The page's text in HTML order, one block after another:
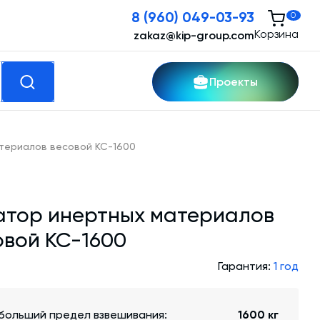
8 (960) 049-03-93
zakaz@kip-group.comКорзина
0
Проекты
услуги
Зимний комплект. Изготовление и монтаж
Срочная техпомощь. Онлайн-обследование
Доставка, шеф-монтаж и пуско-наладка и
весовой КС-1600
инертных материалов
КС-1600
Гарантия: 1 год
предел взвешивания:
1600 кг